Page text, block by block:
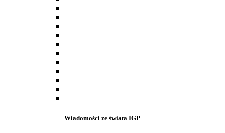
Wiadomości ze świata IGP